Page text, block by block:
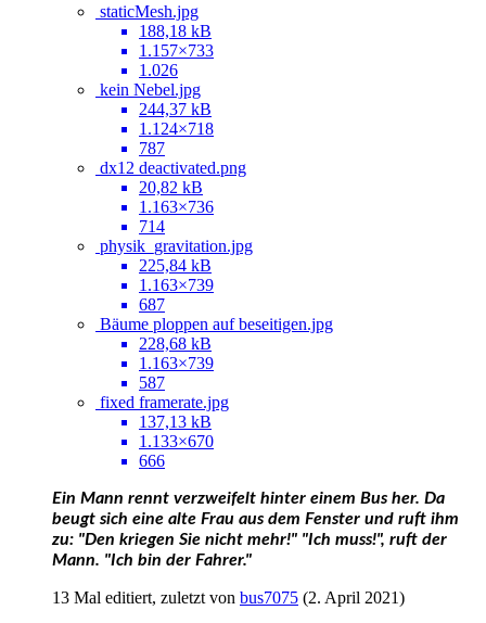
‌staticMesh.jpg
188,18 kB
1.157×733
1.026
kein Nebel.jpg
244,37 kB
1.124×718
787
dx12 deactivated.png
20,82 kB
1.163×736
714
physik_gravitation.jpg
225,84 kB
1.163×739
687
Bäume ploppen auf beseitigen.jpg
228,68 kB
1.163×739
587
fixed framerate.jpg
137,13 kB
1.133×670
666
Ein Mann rennt verzweifelt hinter einem Bus her. Da
beugt sich eine alte Frau aus dem Fenster und ruft ihm
zu: "Den kriegen Sie nicht mehr!" "Ich muss!", ruft der
Mann. "Ich bin der Fahrer."
13 Mal editiert, zuletzt von bus7075 (2. April 2021)